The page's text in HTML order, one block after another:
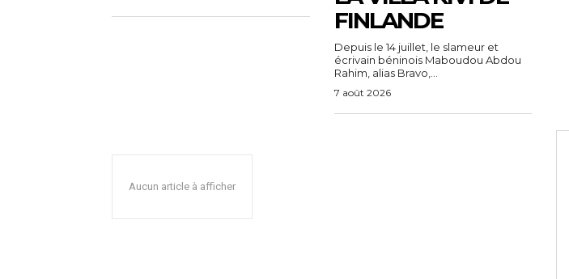
FINLANDE
Depuis le 14 juillet, le slameur et
écrivain béninois Maboudou Abdou
Rahim, alias Bravo,...
7 août 2026
Aucun article à afficher